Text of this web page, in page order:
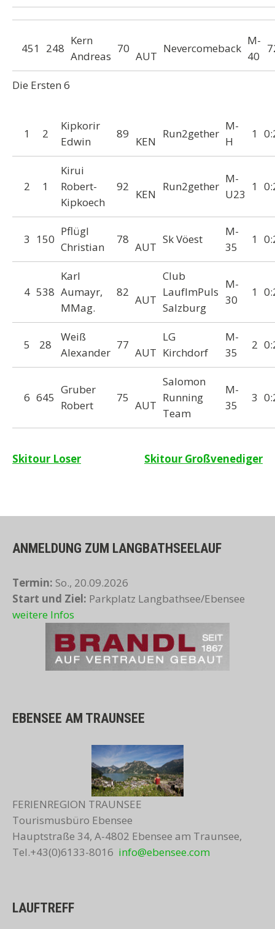
451 248
Kern
Andreas
70
AUT
Nevercomeback
M-
40
Die Ersten 6
1 2
Kipkorir
Edwin
89
KEN
Run2gether
M-
H
1
2 1
Kirui
Robert-
Kipkoech
92
KEN
Run2gether
M-
U23
1
3 150
Pflügl
Christian
78
AUT
Sk Vöest
M-
35
1
4 538
Karl
Aumayr,
MMag.
82
AUT
Club
LaufImPuls
Salzburg
M-
30
1
5 28
Weiß
Alexander
77
AUT
LG
Kirchdorf
M-
35
2
6 645
Gruber
Robert
75
AUT
Salomon
Running
Team
M-
35
3
Beitragsnavigation
Skitour Loser Skitour Großvenediger
ANMELDUNG ZUM LANGBATHSEELAUF
Termin: So., 20.09.2026
Start und Ziel: Parkplatz Langbathsee/Ebensee
weitere Infos
EBENSEE AM TRAUNSEE
FERIENREGION TRAUNSEE
Tourismusbüro Ebensee
Hauptstraße 34, A-4802 Ebensee am Traunsee,
Tel.+43(0)6133-8016 info@ebensee.com
LAUFTREFF